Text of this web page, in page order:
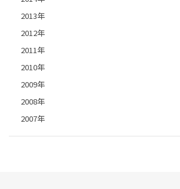
2013年
2012年
2011年
2010年
2009年
2008年
2007年